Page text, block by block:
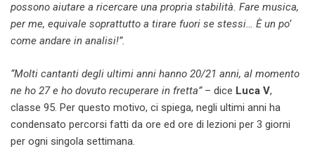
possono aiutare a ricercare una propria stabilità. Fare musica,
per me, equivale soprattutto a tirare fuori se stessi… È un po’
come andare in analisi!”.
“Molti cantanti degli ultimi anni hanno 20/21 anni, al momento
ne ho 27 e ho dovuto recuperare in fretta”– dice Luca V,
classe 95. Per questo motivo, ci spiega, negli ultimi anni ha
condensato percorsi fatti da ore ed ore di lezioni per 3 giorni
per ogni singola settimana.